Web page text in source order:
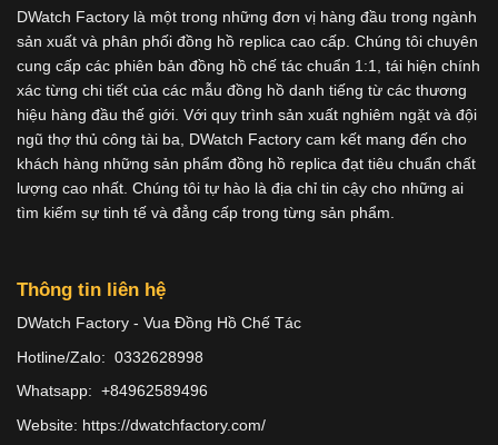
DWatch Factory là một trong những đơn vị hàng đầu trong ngành
sản xuất và phân phối đồng hồ replica cao cấp. Chúng tôi chuyên
cung cấp các phiên bản đồng hồ chế tác chuẩn 1:1, tái hiện chính
xác từng chi tiết của các mẫu đồng hồ danh tiếng từ các thương
hiệu hàng đầu thế giới. Với quy trình sản xuất nghiêm ngặt và đội
ngũ thợ thủ công tài ba, DWatch Factory cam kết mang đến cho
khách hàng những sản phẩm đồng hồ replica đạt tiêu chuẩn chất
lượng cao nhất. Chúng tôi tự hào là địa chỉ tin cậy cho những ai
tìm kiếm sự tinh tế và đẳng cấp trong từng sản phẩm.
Thông tin liên hệ
DWatch Factory - Vua Đồng Hồ Chế Tác
Hotline/Zalo: 0332628998
Whatsapp: +84962589496
Website: https://dwatchfactory.com/